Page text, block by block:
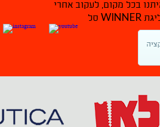
בכל מקום, לעקוב אחרי
WINNER סל